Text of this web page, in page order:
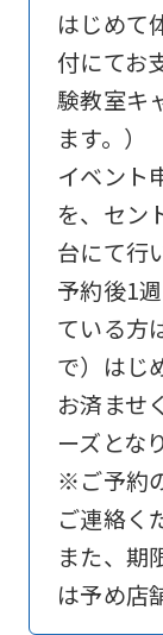
はじめて
付にてお
験教室キ
ます。）
イベント
を、セン
台にて行
予約後1
ている方
で）はじ
お済ませ
ーズとな
※ご予約
ご連絡く
また、期
は予め店